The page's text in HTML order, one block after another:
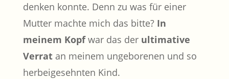
denken konnte. Denn zu was für einer
Mutter machte mich das bitte? In
meinem Kopfwar das der ultimative
Verratan meinem ungeborenen und so
herbeigesehnten Kind.